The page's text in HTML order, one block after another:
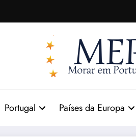
Portugal Países da Europa